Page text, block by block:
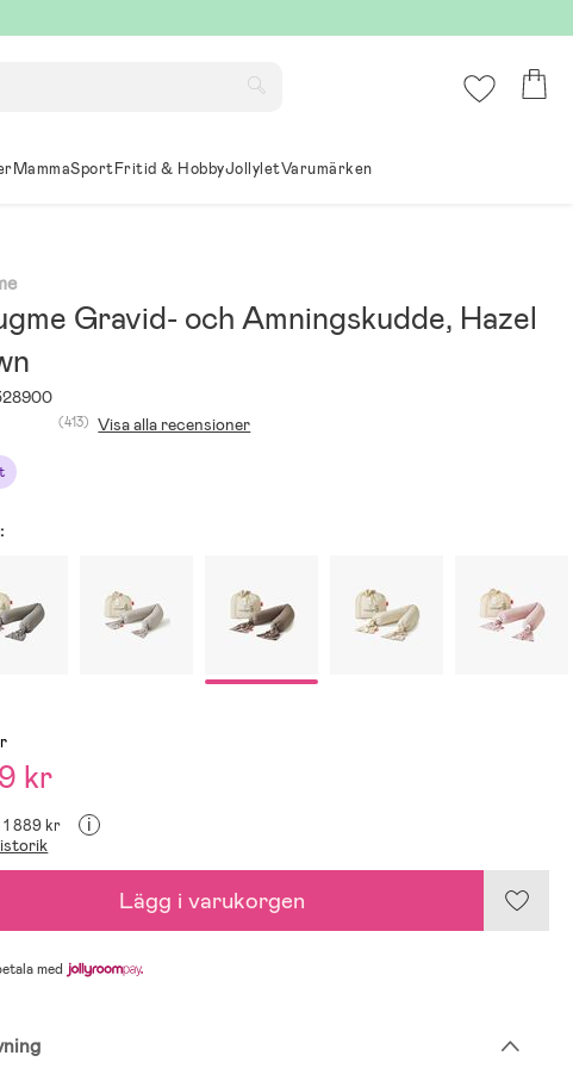
MammaSportFritid & HobbyJollyletVarumärken
Gravid- och Amningskudde, Hazel
(413) Visa alla recensioner
kr
1 889 kr i
Lägg i varukorgen
med